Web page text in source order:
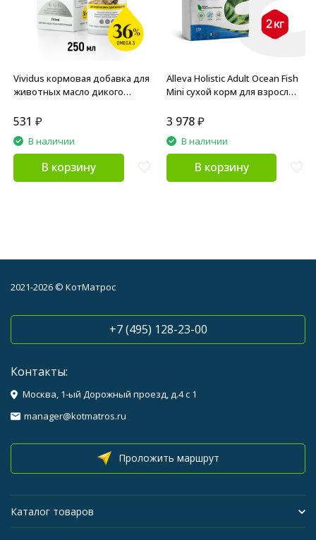
Vividus кормовая добавка для
животных масло дикого
531 ₽
В наличии
В корзину
Alleva Holistic Adult Ocean Fish
Mini сухой корм для взрослых
коноплей и алое вера - 2 кг
3 978 ₽
В наличии
В корзину
2021-2026 © КотМатрос
+7 (495) 128-23-00
Контакты:
Москва, 1-ый Дорожный проезд, д.4 с 1
manager@kotmatros.ru
Проложить маршрут
Каталог товаров